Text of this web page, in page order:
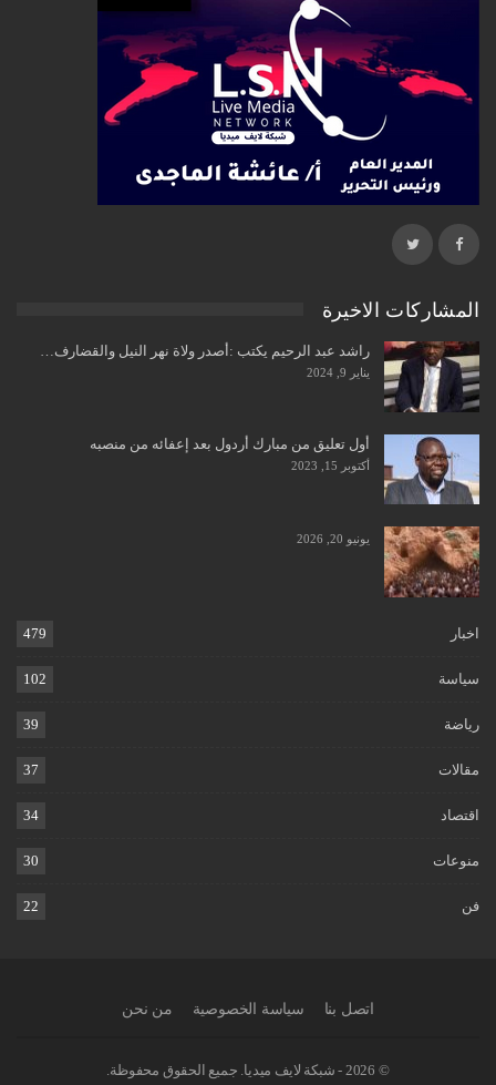
المشاركات الاخيرة
راشد عبد الرحيم يكتب :أصدر ولاة نهر النيل والقضارف…
يناير 9, 2024
أول تعليق من مبارك أردول بعد إعفائه من منصبه
أكتوبر 15, 2023
يونيو 20, 2026
اخبار 479
سياسة 102
رياضة 39
مقالات 37
اقتصاد 34
منوعات 30
فن 22
اتصل بنا سياسة الخصوصية من نحن
© 2026 - شبكة لايف ميديا. جميع الحقوق محفوظة.